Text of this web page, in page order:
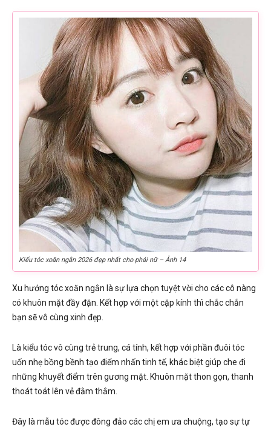
Kiểu tóc xoăn ngắn 2026 đẹp nhất cho phái nữ – Ảnh 14
Xu hướng tóc xoăn ngắn là sự lựa chọn tuyệt vời cho các cô nàng
có khuôn mặt đầy đặn. Kết hợp với một cặp kính thì chắc chắn
bạn sẽ vô cùng xinh đẹp.
Là kiểu tóc vô cùng trẻ trung, cá tính, kết hợp với phần đuôi tóc
uốn nhẹ bồng bềnh tạo điểm nhấn tinh tế, khác biệt giúp che đi
những khuyết điểm trên gương mặt. Khuôn mặt thon gọn, thanh
thoát toát lên vẻ đằm thắm.
Đây là mẫu tóc được đông đảo các chị em ưa chuộng, tạo sự tự